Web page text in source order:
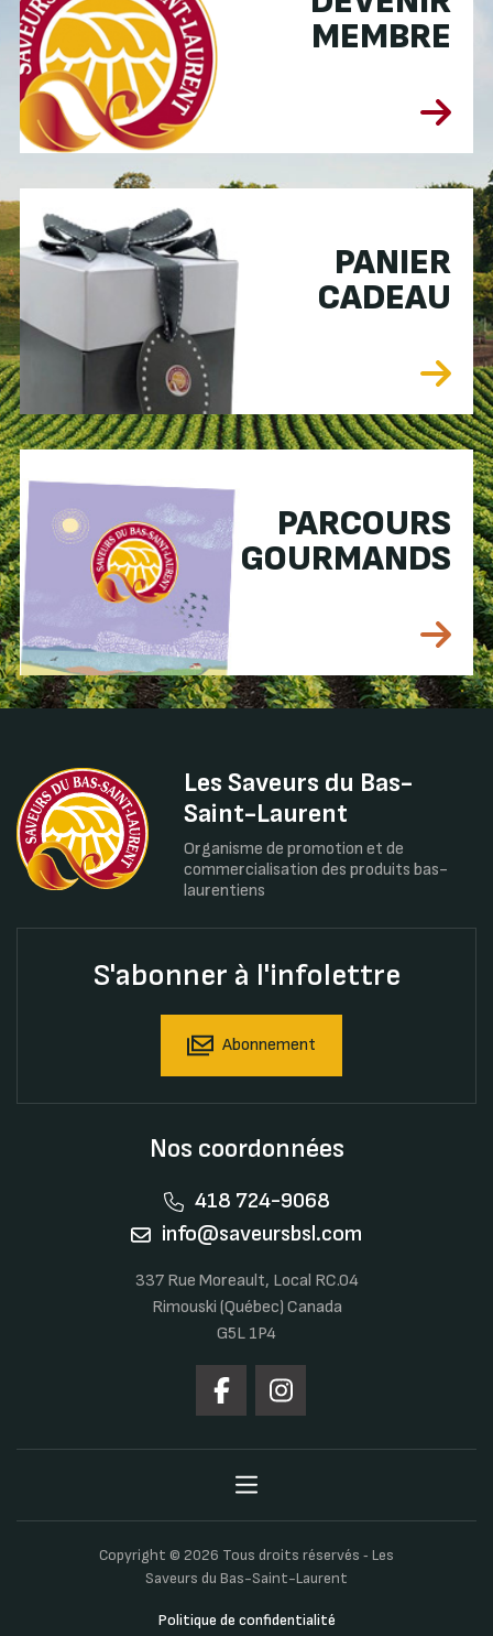
MEMBRE
PANIER
CADEAU
PARCOURS
GOURMANDS
Les Saveurs du Bas-
Saint-Laurent
Organisme de promotion et de
commercialisation des produits bas-
laurentiens
S'abonner à l'infolettre
Abonnement
Nos coordonnées
418 724-9068
info@saveursbsl.com
337 Rue Moreault, Local RC.04
Rimouski (Québec) Canada
G5L 1P4
Copyright © 2026 Tous droits réservés ‐ Les
Saveurs du Bas-Saint-Laurent
Politique de confidentialité